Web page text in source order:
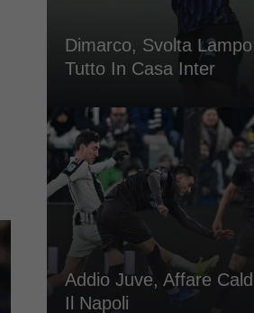
Dimarco, Svolta
Tutto In Casa Inter
Addio Juve, Affare
Il Napoli